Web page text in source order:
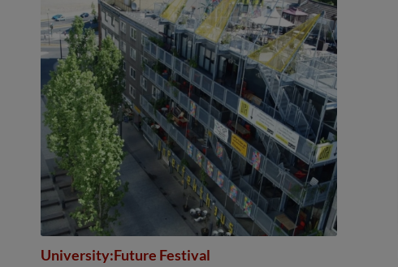
University:Future Festival